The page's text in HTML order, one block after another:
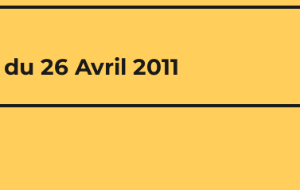
26 Avril 2011